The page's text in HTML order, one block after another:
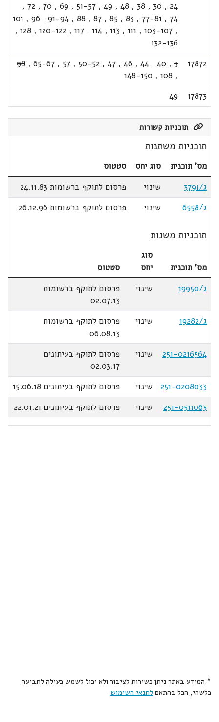
24
,
30
,
38
,
48
,
49
,
51-57
,
69
,
70
,
72
,
74
,
77-81
,
83
,
85
,
87
,
88
,
91-94
,
96
,
101
,
103-107
,
111
,
113
,
114
,
117
,
120-122
,
128
,
132-136
17872
3
,
40
,
44
,
46
,
47
,
50-52
,
57
,
65-67
,
98
,
108
,
148-150
17873
49
תוכניות קשורות
תוכניות משתנות
מס' תוכנית סוג יחס
סטטוס
ג/3791
שינוי
פרסום לתוקף ברשומות 24.11.83
ג/6558
שינוי פרסום לתוקף ברשומות 26.12.96
תוכניות משנות
מס' תוכנית
סוג
יחס
סטטוס
ג/19950
שינוי
פרסום לתוקף ברשומות
02.07.13
ג/19282
שינוי
פרסום לתוקף ברשומות
06.08.13
251-0216564
שינוי
פרסום לתוקף בעיתונים
02.03.17
251-0208033
שינוי
פרסום לתוקף בעיתונים 15.06.18
251-0511063
שינוי פרסום לתוקף בעיתונים 22.01.21
* המידע באתר ניתן כשירות לציבור ולא יכול לשמש כעילה לתביעה
כלשהי, הכל בהתאם לתנאי השימוש.